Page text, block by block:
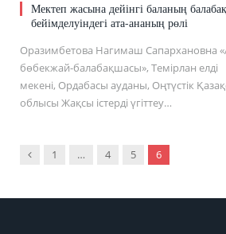
Мектеп жасына дейінгі баланың
бейімделуіндегі ата-ананың рөлі
Оразимбетова Нагимаш Сапархановна
бөбекжай-балабақшасы», Темірлан елді
мекені, Ордабасы ауданы, Оңтүстік
облысы Жақсы істерді үгіттеу…
Previous
1 … 4 5 6